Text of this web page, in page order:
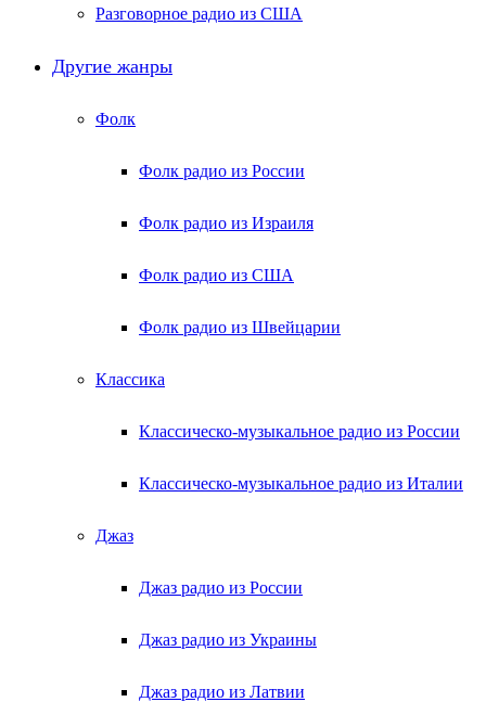
Разговорное радио из США
Другие жанры
Фолк
Фолк радио из России
Фолк радио из Израиля
Фолк радио из США
Фолк радио из Швейцарии
Классика
Классическо-музыкальное радио из России
Классическо-музыкальное радио из Италии
Джаз
Джаз радио из России
Джаз радио из Украины
Джаз радио из Латвии